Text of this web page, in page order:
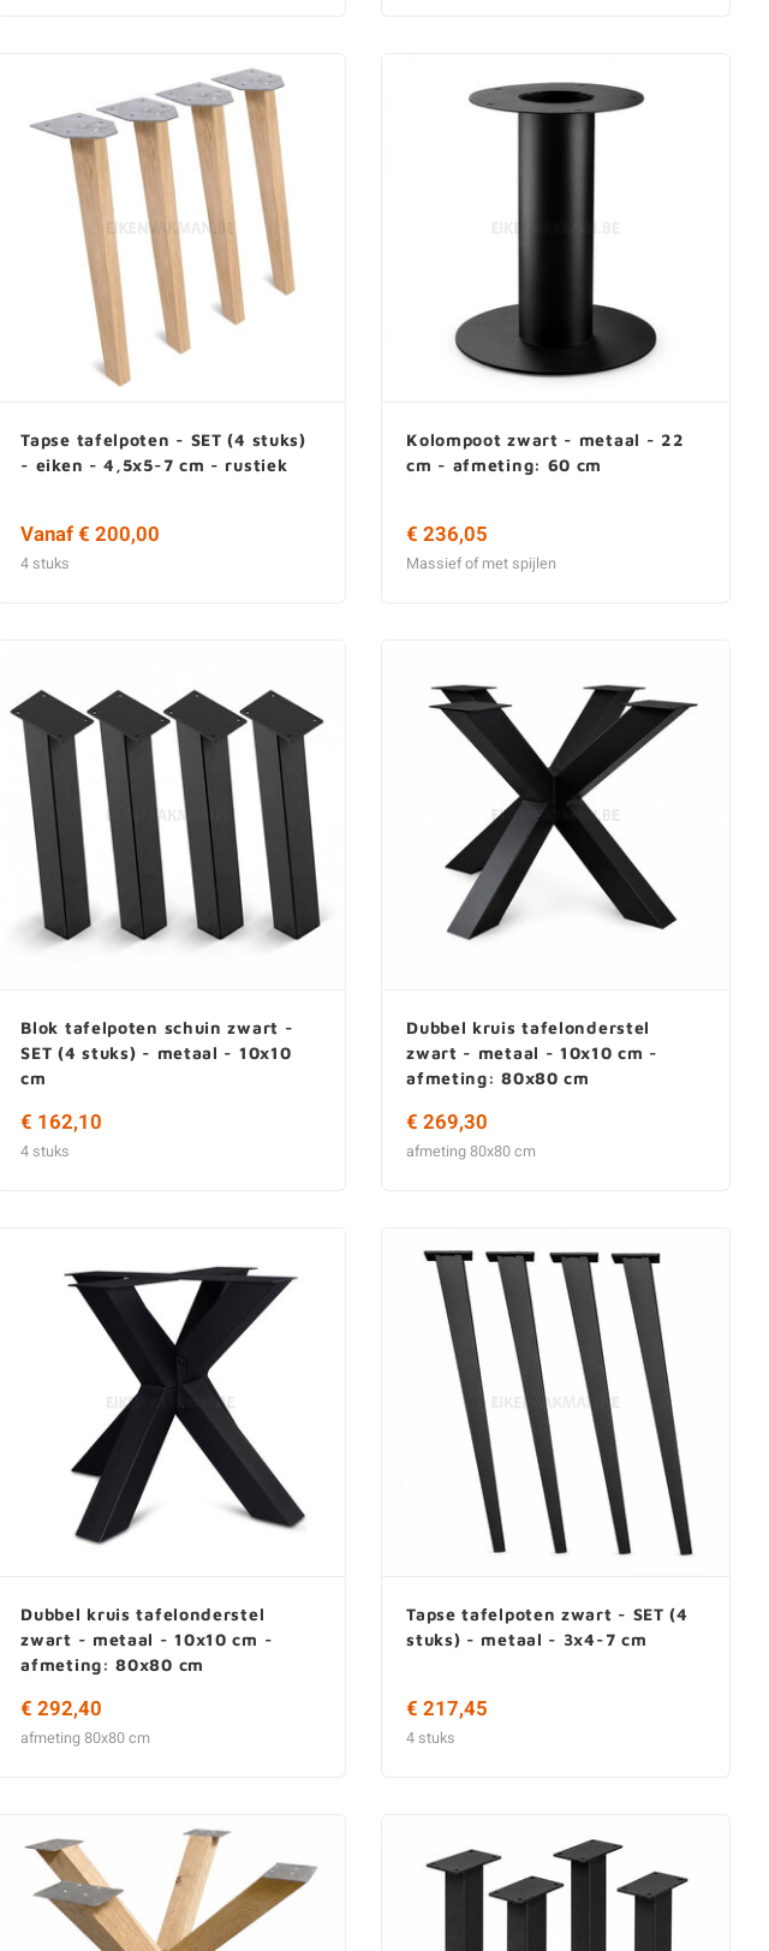
Tapse tafelpoten - SET (4 stuks)
- eiken - 4,5x5-7 cm - rustiek
Vanaf € 200,00
4 stuks
Kolompoot zwart - metaal - 22
cm - afmeting: 60 cm
€ 236,05
Massief of met spijlen
Blok tafelpoten schuin zwart -
SET (4 stuks) - metaal - 10x10
cm
€ 162,10
4 stuks
Dubbel kruis tafelonderstel
zwart - metaal - 10x10 cm -
afmeting: 80x80 cm
€ 269,30
afmeting 80x80 cm
Dubbel kruis tafelonderstel
zwart - metaal - 10x10 cm -
afmeting: 80x80 cm
€ 292,40
afmeting 80x80 cm
Tapse tafelpoten zwart - SET (4
stuks) - metaal - 3x4-7 cm
€ 217,45
4 stuks